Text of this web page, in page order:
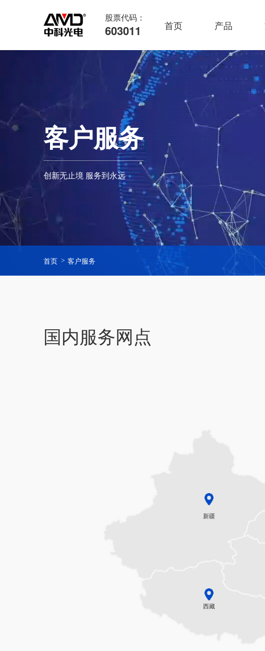
股票代码：
603011 首页 产品
首页 客户服务
客户服务
创新无止境 服务到永远
国内服务网点
新疆
西藏